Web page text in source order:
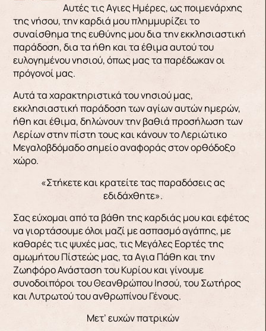
Αυτές τις Aγιες Ημέρες, ως ποιμενάρχης
της νήσου, την καρδιά μου πλημμυρίζει το
συναίσθημα της ευθύνης μου δια την εκκλησιαστική
παράδοση, δια τα ήθη και τα έθιμα αυτού του
ευλογημένου νησιού, όπως μας τα παρέδωκαν οι
πρόγονοί μας.
Αυτά τα χαρακτηριστικά του νησιού μας,
εκκλησιαστική παράδοση των αγίων αυτών ημερών,
ήθη και έθιμα, δηλώνουν την βαθιά προσήλωση των
Λερίων στην πίστη τους και κάνουν το Λεριώτικο
Μεγαλοβδόμαδο σημείο αναφοράς στον ορθόδοξο
χώρο.
«Στήκετε και κρατείτε τας παραδόσεις ας
εδιδάχθητε».
Σας εύχομαι από τα βάθη της καρδιάς μου και εφέτος
να γιορτάσουμε όλοι μαζί με ασπασμό αγάπης, με
καθαρές τις ψυχές μας, τις Μεγάλες Εορτές της
αμωμήτου Πίστεώς μας, τα Aγια Πάθη και την
Ζωηφόρο Ανάσταση του Κυρίου και γίνουμε
συνοδοιπόροι του Θεανθρώπου Ιησού, του Σωτήρος
και Λυτρωτού του ανθρωπίνου Γένους.
Μετ’ ευχών πατρικών